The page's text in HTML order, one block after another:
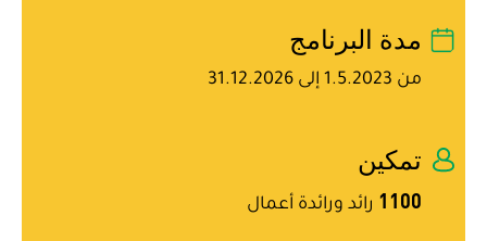
مدة البرنامج
من 1.5.2023 إلى 31.12.2026
تمكين
1100 رائد ورائدة أعمال